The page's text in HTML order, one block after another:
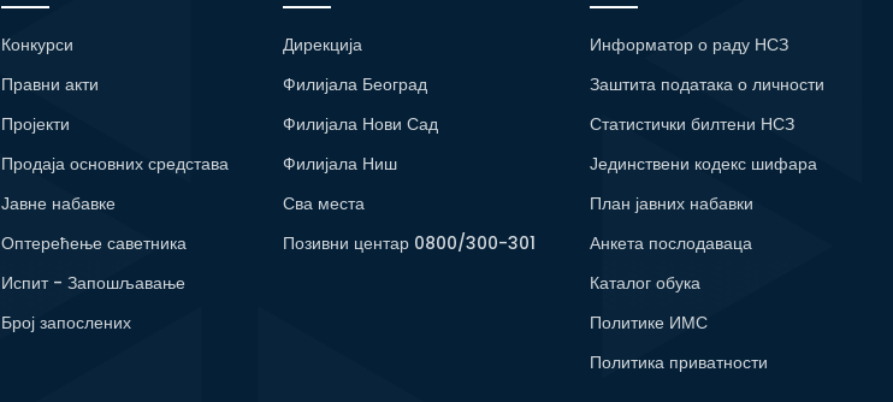
Конкурси
Правни акти
Пројекти
Продаја основних средстава
Јавне набавке
Оптерећење саветника
Испит - Запошљавање
Број запослених
Дирекција
Филијала Београд
Филијала Нови Сад
Филијала Ниш
Сва места
Позивни центар 0800/300-301
Информатор о раду НСЗ
Заштита података о личности
Статистички билтени НСЗ
Јединствени кодекс шифара
План јавних набавки
Анкета послодаваца
Каталог обука
Политике ИМС
Политика приватности